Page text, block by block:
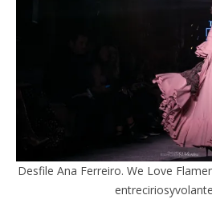
Desfile Ana Ferreiro. We Love